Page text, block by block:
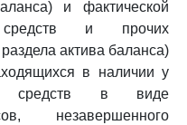
и фактической
средств и прочих
актива баланса)
в наличии у
средств в виде
незавершенного